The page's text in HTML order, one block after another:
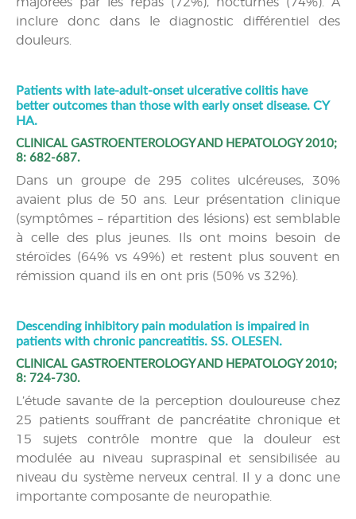
inclure donc dans le diagnostic différentiel des
douleurs.
Patients with late-adult-onset ulcerative colitis have
better outcomes than those with early onset disease. CY
HA.
CLINICAL GASTROENTEROLOGY AND HEPATOLOGY 2010;
8: 682-687.
Dans un groupe de 295 colites ulcéreuses, 30%
avaient plus de 50 ans. Leur présentation clinique
(symptômes – répartition des lésions) est semblable
à celle des plus jeunes. Ils ont moins besoin de
stéroïdes (64% vs 49%) et restent plus souvent en
rémission quand ils en ont pris (50% vs 32%).
Descending inhibitory pain modulation is impaired in
patients with chronic pancreatitis. SS. OLESEN.
CLINICAL GASTROENTEROLOGY AND HEPATOLOGY 2010;
8: 724-730.
L’étude savante de la perception douloureuse chez
25 patients souffrant de pancréatite chronique et
15 sujets contrôle montre que la douleur est
modulée au niveau supraspinal et sensibilisée au
niveau du système nerveux central. Il y a donc une
importante composante de neuropathie.